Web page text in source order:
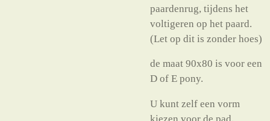
paardenrug, tijdens het
voltigeren op het paard.
(Let op dit is zonder hoes)
de maat 90x80 is voor een
D of E pony.
U kunt zelf een vorm